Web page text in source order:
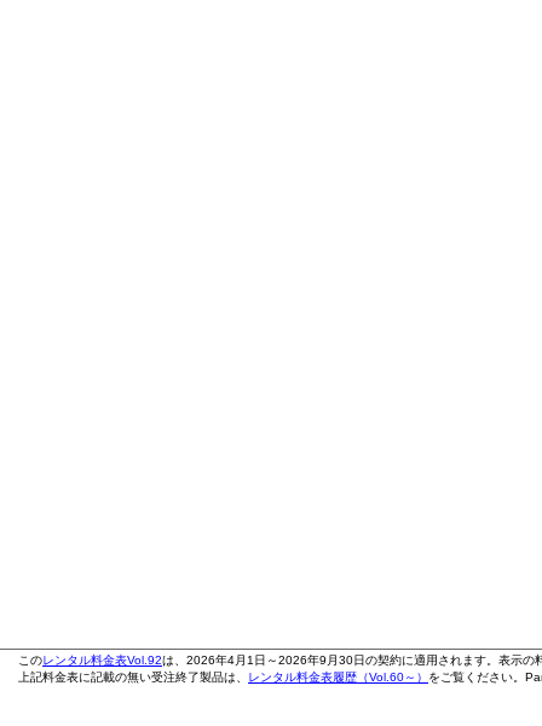
このレンタル料金表Vol.92は、2026年4月1日～2026年9月30日の契約に適用されます。表示
上記料金表に記載の無い受注終了製品は、 レンタル料金表履歴（Vol.60～） をご覧ください。